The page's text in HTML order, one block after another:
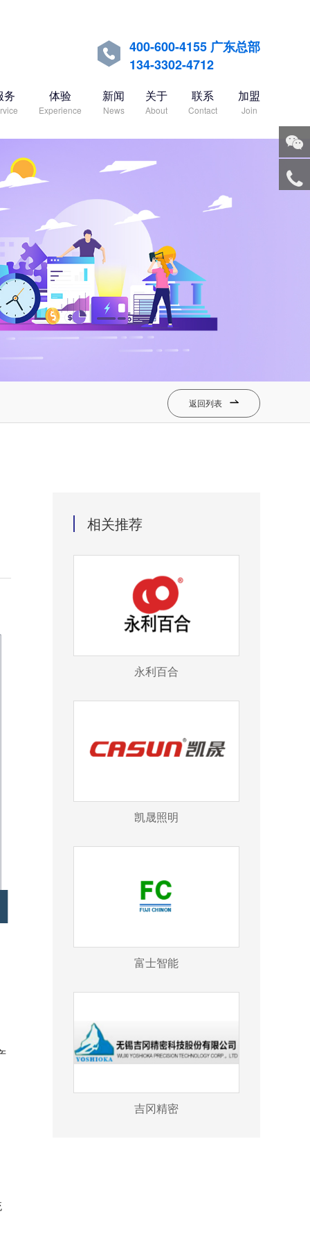

400-600-4155 广东总部
134-3302-4712
务 体验
Experience
新闻
News
关于
About
联系
Contact
加盟
Join
返回列表 
相关推荐
永利百合
凯晟照明
富士智能
吉冈精密
微信